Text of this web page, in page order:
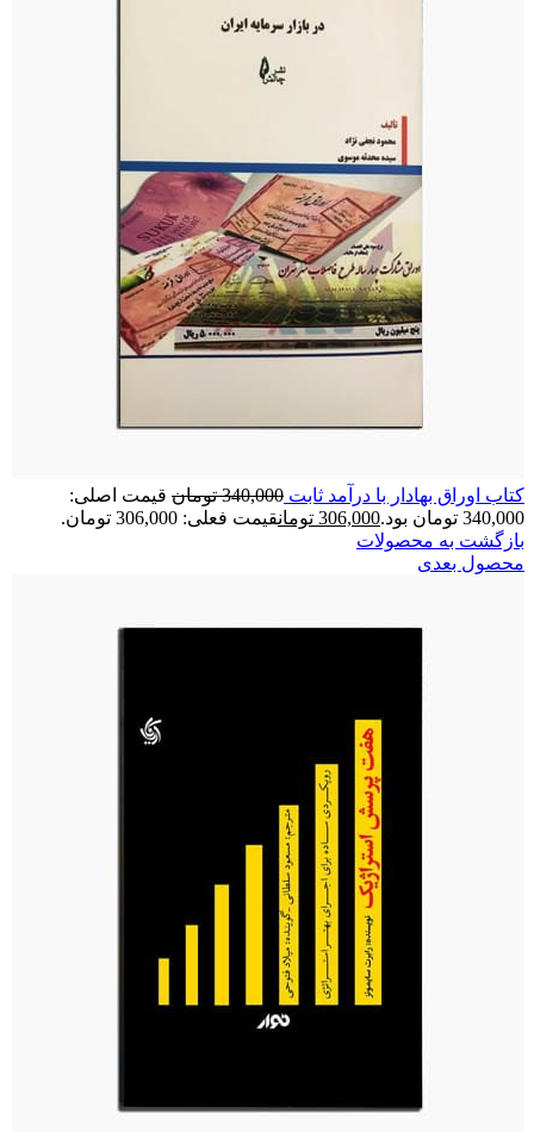
کتاب اوراق بهادار با درآمد ثابت 340,000 تومان قیمت اصلی:
340,000 تومان بود.
306,000 تومانقیمت فعلی: 306,000 تومان.
بازگشت به محصولات
محصول بعدی